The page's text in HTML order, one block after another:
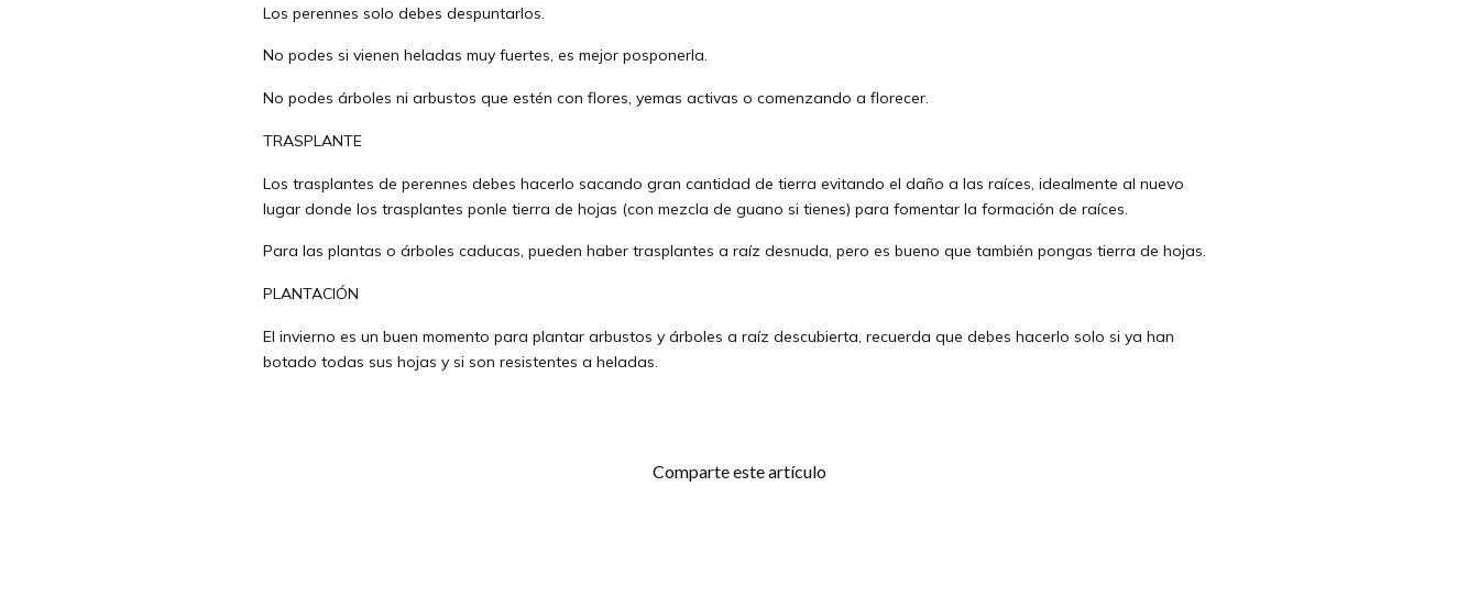
Los perennes solo debes despuntarlos.
No podes si vienen heladas muy fuertes, es mejor posponerla.
No podes árboles ni arbustos que estén con flores, yemas activas o comenzando a florecer.
TRASPLANTE
Los trasplantes de perennes debes hacerlo sacando gran cantidad de tierra evitando el daño a las raíces, idealmente al nuevo
lugar donde los trasplantes ponle tierra de hojas (con mezcla de guano si tienes) para fomentar la formación de raíces.
Para las plantas o árboles caducas, pueden haber trasplantes a raíz desnuda, pero es bueno que también pongas tierra de hojas.
PLANTACIÓN
El invierno es un buen momento para plantar arbustos y árboles a raíz descubierta, recuerda que debes hacerlo solo si ya han
botado todas sus hojas y si son resistentes a heladas.
Comparte este artículo